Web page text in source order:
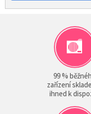
99 %
zařízení
ihned k